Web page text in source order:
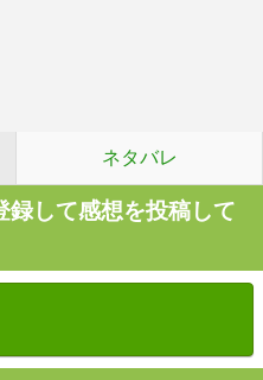
ネタバレ
録して感想を投稿して